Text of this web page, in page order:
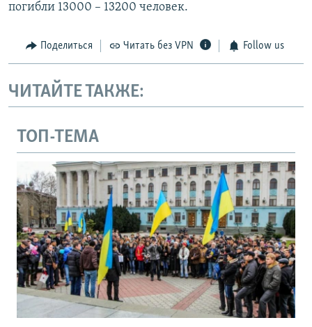
погибли 13000 – 13200 человек.
Поделиться Читать без VPN Follow us
ЧИТАЙТЕ ТАКЖЕ:
ТОП-ТЕМА